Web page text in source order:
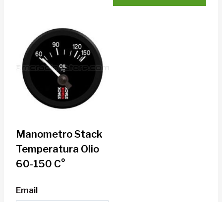
Manometro Stack
Temperatura Olio
60-150 C°
Email